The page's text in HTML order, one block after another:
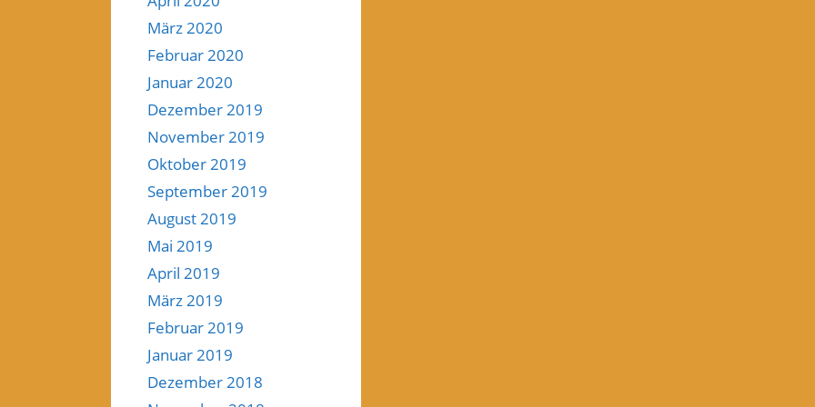
März 2020
Februar 2020
Januar 2020
Dezember 2019
November 2019
Oktober 2019
September 2019
August 2019
Mai 2019
April 2019
März 2019
Februar 2019
Januar 2019
Dezember 2018